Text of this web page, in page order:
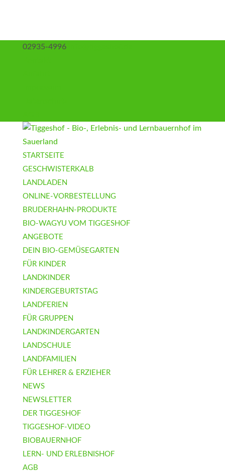
02935-4996
STARTSEITE
GESCHWISTERKALB
LANDLADEN
ONLINE-VORBESTELLUNG
BRUDERHAHN-PRODUKTE
BIO-WAGYU VOM TIGGESHOF
ANGEBOTE
DEIN BIO-GEMÜSEGARTEN
FÜR KINDER
LANDKINDER
KINDERGEBURTSTAG
LANDFERIEN
FÜR GRUPPEN
LANDKINDERGARTEN
LANDSCHULE
LANDFAMILIEN
FÜR LEHRER & ERZIEHER
NEWS
NEWSLETTER
DER TIGGESHOF
TIGGESHOF-VIDEO
BIOBAUERNHOF
LERN- UND ERLEBNISHOF
AGB